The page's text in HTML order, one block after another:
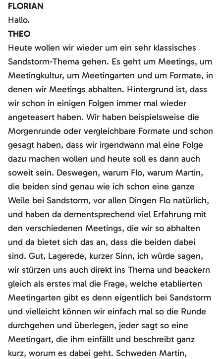
FLORIAN
Hallo.
THEO
Heute wollen wir wieder um ein sehr klassisches
Sandstorm-Thema gehen. Es geht um Meetings, um
Meetingkultur, um Meetingarten und um Formate, in
denen wir Meetings abhalten. Hintergrund ist, dass
wir schon in einigen Folgen immer mal wieder
angeteasert haben. Wir haben beispielsweise die
Morgenrunde oder vergleichbare Formate und schon
gesagt haben, dass wir irgendwann mal eine Folge
dazu machen wollen und heute soll es dann auch
soweit sein. Deswegen, warum Flo, warum Martin,
die beiden sind genau wie ich schon eine ganze
Weile bei Sandstorm, vor allen Dingen Flo natürlich,
und haben da dementsprechend viel Erfahrung mit
den verschiedenen Meetings, die wir so abhalten
und da bietet sich das an, dass die beiden dabei
sind. Gut, Lagerede, kurzer Sinn, ich würde sagen,
wir stürzen uns auch direkt ins Thema und beackern
gleich als erstes mal die Frage, welche etablierten
Meetingarten gibt es denn eigentlich bei Sandstorm
und vielleicht können wir einfach mal so die Runde
durchgehen und überlegen, jeder sagt so eine
Meetingart, die ihm einfällt und beschreibt ganz
kurz, worum es dabei geht. Schweden Martin,